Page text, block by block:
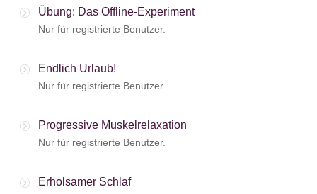
Übung: Das Offline-Experiment
Nur für registrierte Benutzer.
Endlich Urlaub!
Nur für registrierte Benutzer.
Progressive Muskelrelaxation
Nur für registrierte Benutzer.
Erholsamer Schlaf